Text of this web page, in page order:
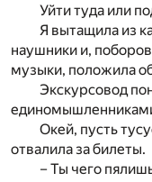
Уйти туда или
Я вытащила из
наушники и,
музыки, положила
Экскурсовод
единомышленниками
Окей, пусть
отвалила за билеты.
– Ты чего